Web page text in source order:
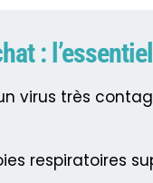
:
virus très
respiratoires